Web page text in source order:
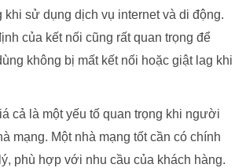
khi sử dụng dịch vụ internet và di động.
của kết nối cũng rất quan trọng để
không bị mất kết nối hoặc giật lag khi
cả là một yếu tố quan trọng khi người
mạng. Một nhà mạng tốt cần có chính
phù hợp với nhu cầu của khách hàng.